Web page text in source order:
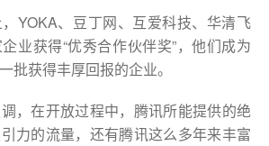
YOKA、豆丁网、互爱科技、华清飞
业获得“优秀合作伙伴奖”，他们成为
批获得丰厚回报的企业。
，在开放过程中，腾讯所能提供的绝
力的流量，还有腾讯这么多年来丰富